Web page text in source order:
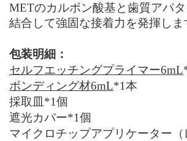
METのカルボン酸基と歯質アパ
結合して強固な接着力を発揮しま
包装明細：
セルフエッチングプライマー6mL
ボンディング材6mL*1本
採取皿*1個
遮光カバー*1個
マイクロチップアプリケーター（